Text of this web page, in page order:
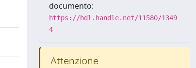
documento:
https://hdl.handle.net/11580/1349
4
Attenzione